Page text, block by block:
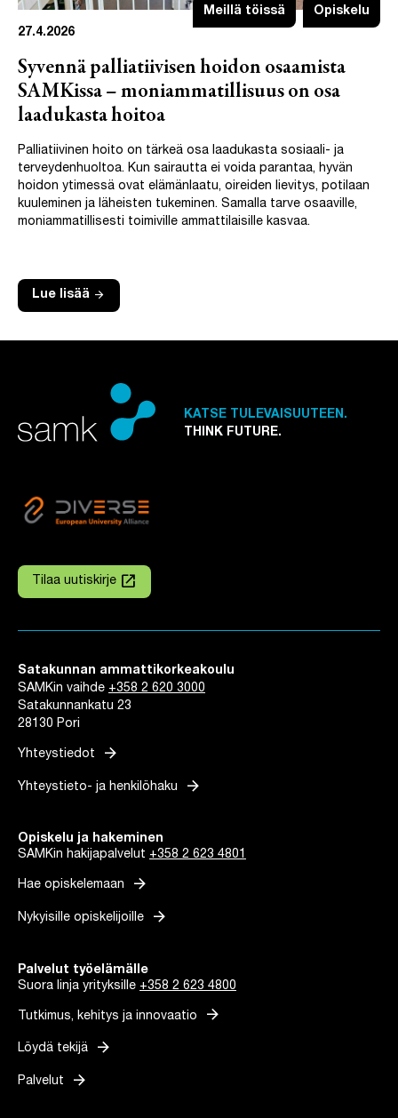
Meillä töissä
Opiskelu
27.4.2026
Syvennä palliatiivisen hoidon osaamista
SAMKissa – moniammatillisuus on osa
laadukasta hoitoa
Palliatiivinen hoito on tärkeä osa laadukasta sosiaali- ja
terveydenhuoltoa. Kun sairautta ei voida parantaa, hyvän
hoidon ytimessä ovat elämänlaatu, oireiden lievitys, potilaan
kuuleminen ja läheisten tukeminen. Samalla tarve osaaville,
moniammatillisesti toimiville ammattilaisille kasvaa.
Lue lisää arrow_forward
KATSE TULEVAISUUTEEN.
THINK FUTURE.
Tilaa uutiskirje
Linkki avautuu uuteen välilehteen
launch
Satakunnan ammattikorkeakoulu
SAMKin vaihde +358 2 620 3000
Satakunnankatu 23
28130 Pori
Yhteystiedot arrow_forward
Yhteystieto- ja henkilöhaku arrow_forward
Opiskelu ja hakeminen
SAMKin hakijapalvelut +358 2 623 4801
Hae opiskelemaan arrow_forward
Nykyisille opiskelijoille arrow_forward
Palvelut työelämälle
Suora linja yrityksille +358 2 623 4800
Tutkimus, kehitys ja innovaatio arrow_forward
Löydä tekijä arrow_forward
Palvelut arrow_forward